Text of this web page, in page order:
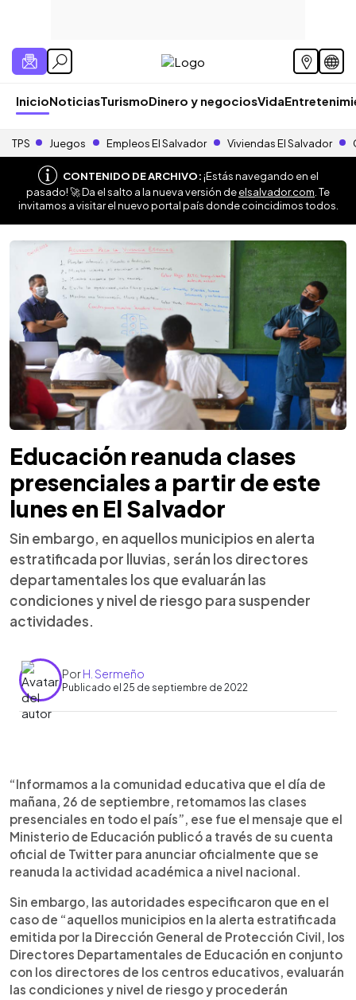
InicioNoticiasTurismoDinero y negociosVida
TPS Juegos Empleos El Salvador Viviendas El Salvador
CONTENIDO DE ARCHIVO:¡Estás navegando en el
pasado! 🚀 Da el salto a la nueva versión deelsalvador.com . Te
invitamos a visitar el nuevo portal país donde coincidimos todos.
Educación reanuda clases
presenciales a partir de este
lunes en El Salvador
Sin embargo, en aquellos municipios en alerta
estratificada por lluvias, serán los directores
departamentales los que evaluarán las
condiciones y nivel de riesgo para suspender
actividades.
PorH. Sermeño
Publicado el 25 de septiembre de 2022
Escuchar artículo
“Informamos a la comunidad educativa que el día de
mañana, 26 de septiembre, retomamos las clases
presenciales en todo el país”, ese fue el mensaje que el
Ministerio de Educación publicó a través de su cuenta
oficial de Twitter para anunciar oficialmente que se
reanuda la actividad académica a nivel nacional.
Sin embargo, las autoridades especificaron que en el
caso de “aquellos municipios en la alerta estratificada
emitida por la Dirección General de Protección Civil, los
Directores Departamentales de Educación en conjunto
con los directores de los centros educativos, evaluarán
las condiciones y nivel de riesgo y procederán